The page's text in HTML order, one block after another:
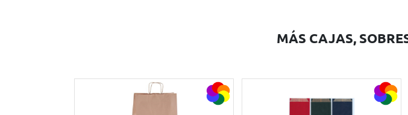
MÁS CAJAS,